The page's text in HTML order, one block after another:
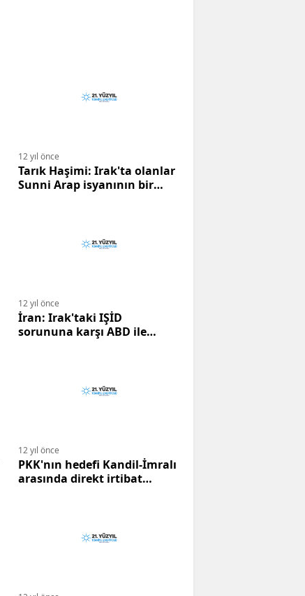
12 yıl önce
Tarık Haşimi: Irak'ta olanlar
Sunni Arap isyanının bir
12 yıl önce
İran: Irak'taki IŞİD
sorununa karşı ABD ile
12 yıl önce
PKK'nın hedefi Kandil-İmralı
arasında direkt irtibat